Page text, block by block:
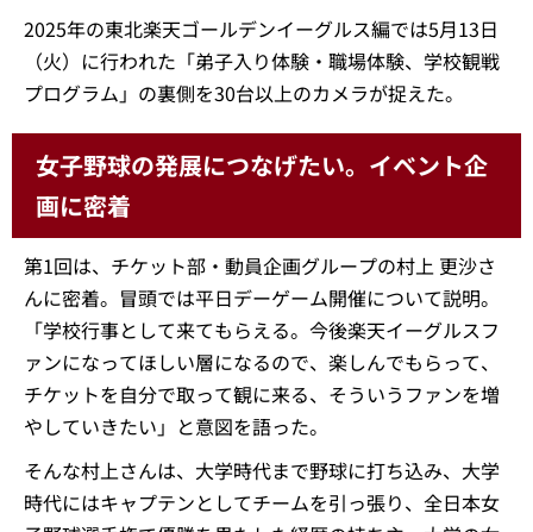
2025年の東北楽天ゴールデンイーグルス編では5月13日
（火）に行われた「弟子入り体験・職場体験、学校観戦
プログラム」の裏側を30台以上のカメラが捉えた。
女子野球の発展につなげたい。イベント企
画に密着
第1回は、チケット部・動員企画グループの村上 更沙さ
んに密着。冒頭では平日デーゲーム開催について説明。
「学校行事として来てもらえる。今後楽天イーグルスフ
ァンになってほしい層になるので、楽しんでもらって、
チケットを自分で取って観に来る、そういうファンを増
やしていきたい」と意図を語った。
そんな村上さんは、大学時代まで野球に打ち込み、大学
時代にはキャプテンとしてチームを引っ張り、全日本女